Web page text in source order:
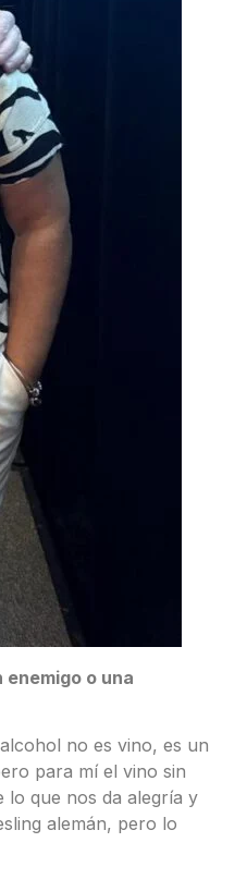
o una
no es vino, es un
para mí el vino sin
lo que nos da alegría y
alemán, pero lo